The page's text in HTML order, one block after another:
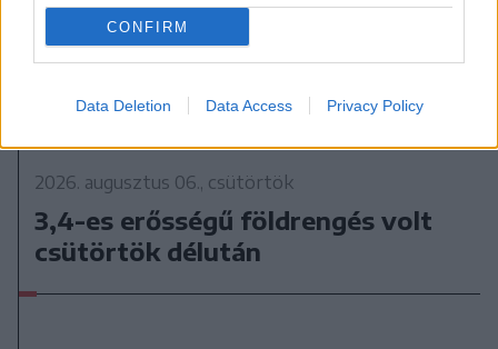
CONFIRM
Data Deletion Data Access Privacy Policy
2026. augusztus 06., csütörtök
3,4-es erősségű földrengés volt
csütörtök délután